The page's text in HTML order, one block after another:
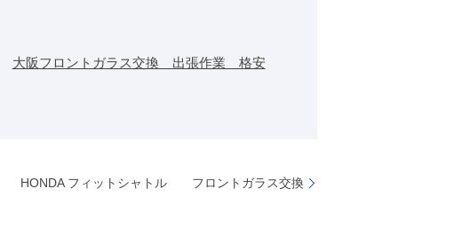
大阪フロントガラス交換 出張作業 格安
HONDA フィットシャトル フロントガラス交換